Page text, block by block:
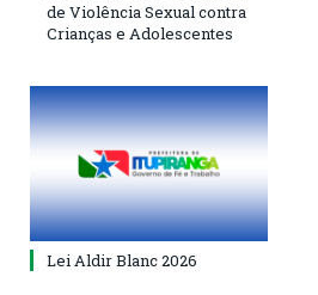
de Violência Sexual contra
Crianças e Adolescentes
Lei Aldir Blanc 2026